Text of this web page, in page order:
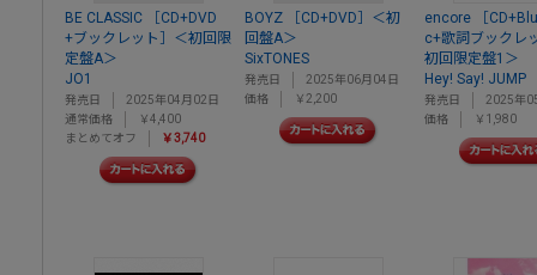
BE CLASSIC ［CD+DVD
+ブックレット］＜初回限
定盤A＞
JO1
発売日
2025年04月02日
通常価格
￥4,400
まとめてオフ
￥3,740
BOYZ ［CD+DVD］＜初
回盤A＞
SixTONES
発売日
2025年06月04日
価格
￥2,200
encore ［
c+歌詞ブックレ
初回限定盤1＞
Hey! Say! JUMP
発売日
2025年
価格
￥1,980